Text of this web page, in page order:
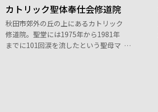
カトリック聖体奉仕会修道院
秋田市郊外の丘の上にあるカトリック
修道院。聖堂には1975年から1981年
までに101回涙を流したという聖母マ